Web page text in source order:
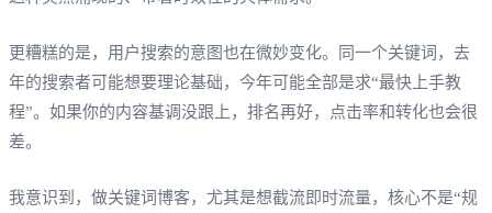
更糟糕的是，用户搜索的意图也在微妙变化。同一个关键词，去
年的搜索者可能想要理论基础，今年可能全部是求“最快上手教
程”。如果你的内容基调没跟上，排名再好，点击率和转化也会很
差。
我意识到，做关键词博客，尤其是想截流即时流量，核心不是“规